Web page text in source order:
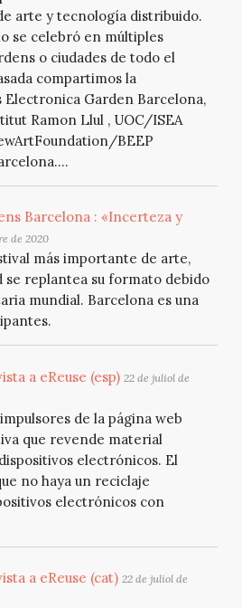
arte y tecnología distribuido.
se celebró en múltiples
o ciudades de todo el
compartimos la
Garden Barcelona,
Ramon Llul , UOC/ISEA
BEEP
Barcelona : «Incerteza y
de 2020
más importante de arte,
se replantea su formato debido
mundial. Barcelona es una
a eReuse (esp) 22 de juliol de
de la página web
que revende material
electrónicos. El
no haya un reciclaje
electrónicos con
a eReuse (cat) 22 de juliol de